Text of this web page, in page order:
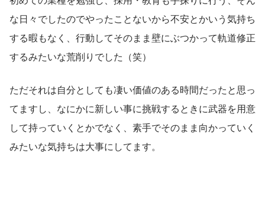
な日々でしたのでやったことないから不安とかいう気持ち
する暇もなく、行動してそのまま壁にぶつかって軌道修正
するみたいな荒削りでした（笑）
ただそれは自分としても凄い価値のある時間だったと思っ
てますし、なにかに新しい事に挑戦するときに武器を用意
して持っていくとかでなく、素手でそのまま向かっていく
みたいな気持ちは大事にしてます。